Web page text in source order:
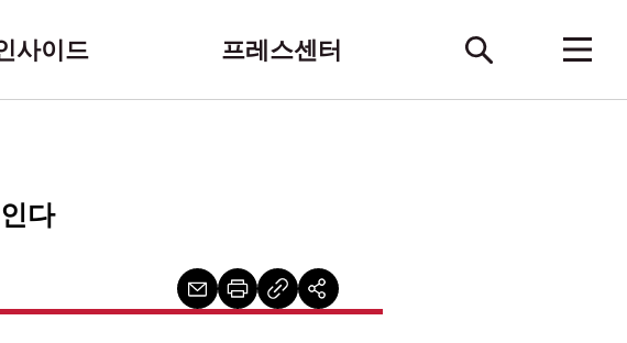
사이드 프레스센터
다